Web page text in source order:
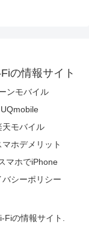
の情報サイト
ンモバイル
UQmobile
天モバイル
ホデメリット
マホでiPhone
バシーポリシー
Fiの情報サイト.